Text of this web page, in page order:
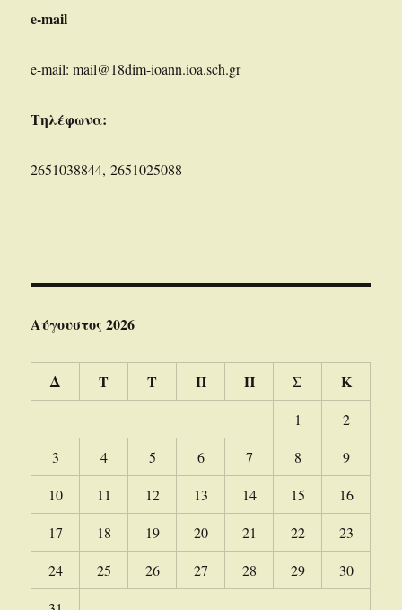
e-mail
e-mail: mail@18dim-ioann.ioa.sch.gr
Τηλέφωνα:
2651038844, 2651025088
Αύγουστος 2026
Δ Τ Τ Π Π Σ Κ
1
2
3
4 5 6 7 8
9
10
11 12 13 14 15
16
17
18 19 20 21 22
23
24
25 26 27 28 29
30